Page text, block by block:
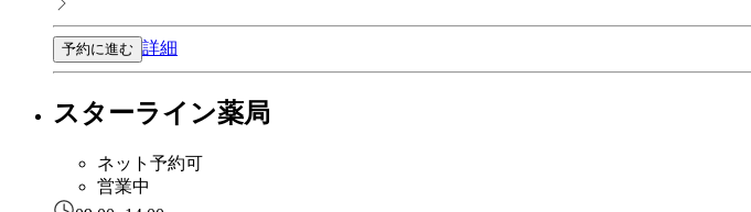
予約に進む 詳細
スターライン薬局
ネット予約可
営業中